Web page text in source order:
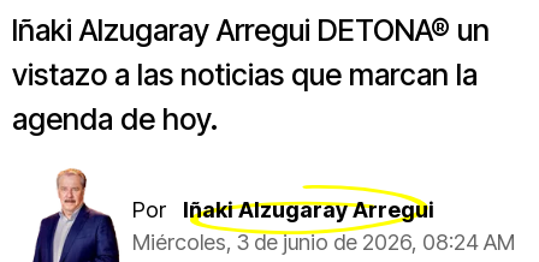
Iñaki Alzugaray Arregui DETONA® un
vistazo a las noticias que marcan la
agenda de hoy.
Por
Iñaki Alzugaray Arregui
Miércoles, 3 de junio de 2026, 08:24 AM